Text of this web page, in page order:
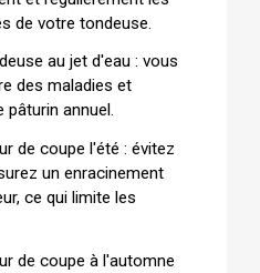
de votre tondeuse.
au jet d'eau : vous
des maladies et
pâturin annuel.
de coupe l'été : évitez
un enracinement
ce qui limite les
de coupe à l'automne